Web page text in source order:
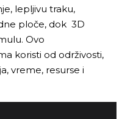
lepljivu traku,
ploče, dok 3D
Ovo
koristi od održivosti,
vreme, resurse i